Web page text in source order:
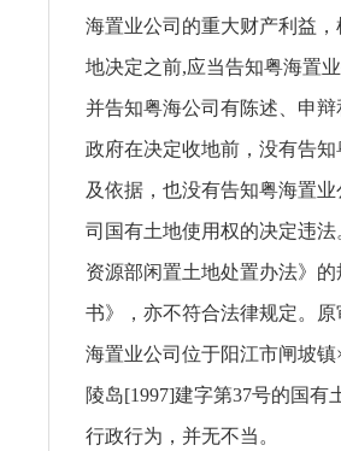
海置业公司的重大财产利益
地决定之前,应当告知粤海置
并告知粤海公司有陈述、申
政府在决定收地前，没有告
及依据，也没有告知粤海置
司国有土地使用权的决定违
资源部闲置土地处置办法》
书》，亦不符合法律规定。
海置业公司位于阳江市闸坡
陵岛[1997]建字第37号的国
行政行为，并无不当。